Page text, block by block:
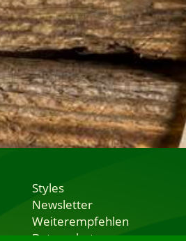
Styles
Newsletter
Weiterempfehlen
Datenschutz